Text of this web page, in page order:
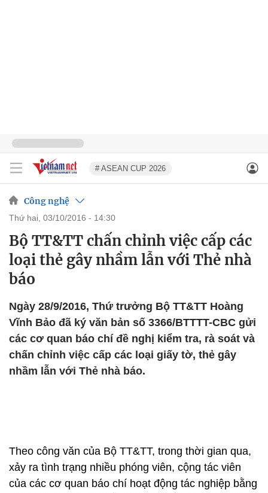
# ASEAN CUP 2026
Công nghệ
thứ hai, 03/10/2016 - 14:30
Bộ TT&TT chấn chỉnh việc cấp các
loại thẻ gây nhầm lẫn với Thẻ nhà
báo
Ngày 28/9/2016, Thứ trưởng Bộ TT&TT Hoàng
Vĩnh Bảo đã ký văn bản số 3366/BTTTT-CBC gửi
các cơ quan báo chí đề nghị kiểm tra, rà soát và
chấn chỉnh việc cấp các loại giấy tờ, thẻ gây
nhầm lẫn với Thẻ nhà báo.
Theo công văn của Bộ TT&TT, trong thời gian qua,
xảy ra tình trạng nhiều phóng viên, cộng tác viên
của các cơ quan báo chí hoạt động tác nghiệp bằng